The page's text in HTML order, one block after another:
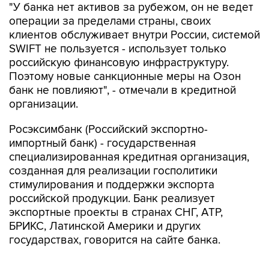
"У банка нет активов за рубежом, он не ведет
операции за пределами страны, своих
клиентов обслуживает внутри России, системой
SWIFT не пользуется - использует только
российскую финансовую инфраструктуру.
Поэтому новые санкционные меры на Озон
банк не повлияют", - отмечали в кредитной
организации.
Росэксимбанк (Российский экспортно-
импортный банк) - государственная
специализированная кредитная организация,
созданная для реализации госполитики
стимулирования и поддержки экспорта
российской продукции. Банк реализует
экспортные проекты в странах СНГ, АТР,
БРИКС, Латинской Америки и других
государствах, говорится на сайте банка.